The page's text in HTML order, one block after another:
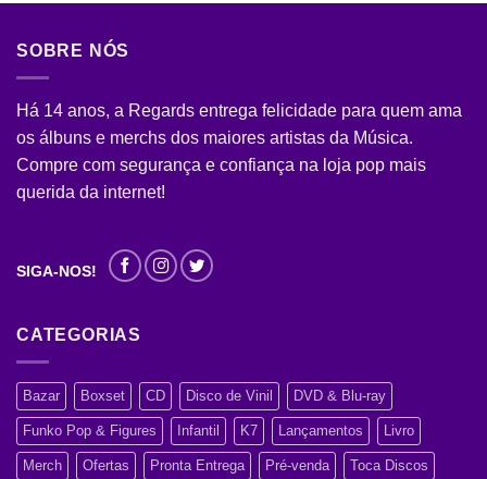
SOBRE NÓS
Há 14 anos, a Regards entrega felicidade para quem ama
os álbuns e merchs dos maiores artistas da Música.
Compre com segurança e confiança na loja pop mais
querida da internet!
SIGA-NOS!
CATEGORIAS
Bazar Boxset CD Disco de Vinil DVD & Blu-ray
Funko Pop & Figures Infantil K7 Lançamentos Livro
Merch Ofertas Pronta Entrega Pré-venda Toca Discos